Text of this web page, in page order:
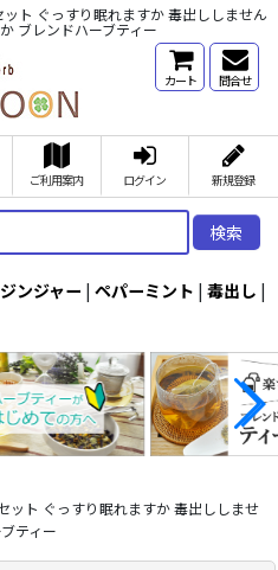
ト ぐっすり眠れますか 毒出ししません
ブレンドハーブティー
カート 問合せ
ご利用案内 ログイン 新規登録
検索
ジンジャー | ペパーミント | 毒出し |
ット ぐっすり眠れますか 毒出ししませ
ティー